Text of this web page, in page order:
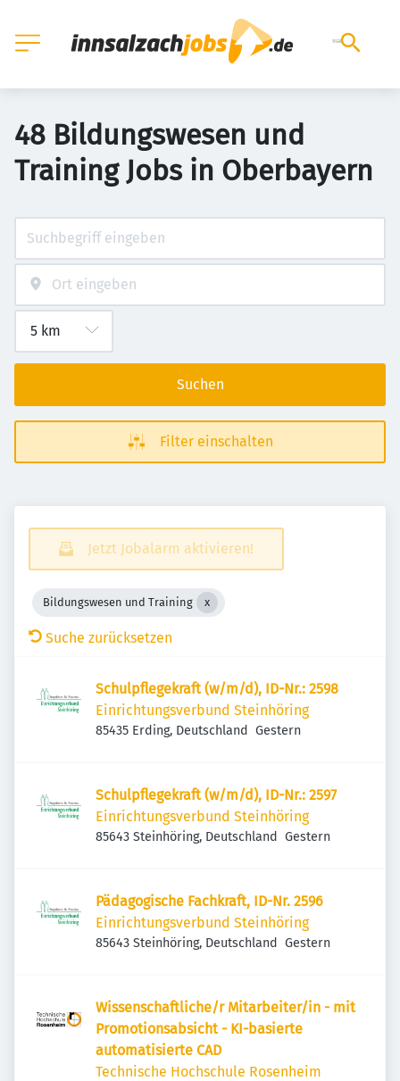
48 Bildungswesen und
Training Jobs in Oberbayern
Suchen
Filter einschalten
Jetzt Jobalarm aktivieren!
Bildungswesen und Training
Suche zurücksetzen
Schulpflegekraft (w/m/d), ID-Nr.: 2598
Einrichtungsverbund Steinhöring
85435 Erding, Deutschland Veröffentlicht
Gestern
Schulpflegekraft (w/m/d), ID-Nr.: 2597
Einrichtungsverbund Steinhöring
85643 Steinhöring, Deutschland Veröffentlicht
Gestern
Pädagogische Fachkraft, ID-Nr. 2596
Einrichtungsverbund Steinhöring
85643 Steinhöring, Deutschland Veröffentlicht
Gestern
Wissenschaftliche/r Mitarbeiter/in - mit
Promotionsabsicht - KI-basierte
automatisierte CAD
Technische Hochschule Rosenheim